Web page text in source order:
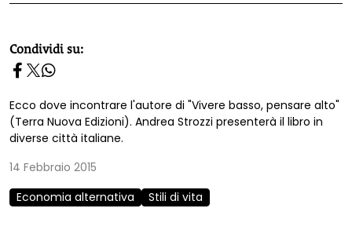
homepage h2
Condividi su:
Ecco dove incontrare l'autore di "Vivere basso, pensare alto"
(Terra Nuova Edizioni). Andrea Strozzi presenterà il libro in
diverse città italiane.
14 Febbraio 2015
Economia alternativa
Stili di vita